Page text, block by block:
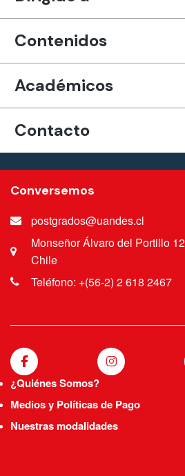
Contenidos
Académicos
Contacto
Conversemos
postgrados@uandes.cl
Monseñor Álvaro del Portillo
Chile
Teléfono: +(56-2) 2 618 2467
¿Quiénes Somos?
Medios y Políticas de Pago
Nuestras modalidades